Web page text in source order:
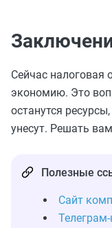
Сейчас налоговая
экономию. Это
останутся
унесут. Решать
Полезные
Сайт